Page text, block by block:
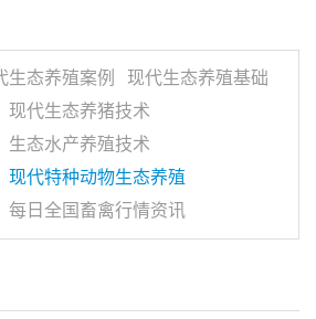
生态养殖案例
现代生态养殖基础
现代生态养猪技术
生态水产养殖技术
现代特种动物生态养殖
每日全国畜禽行情资讯